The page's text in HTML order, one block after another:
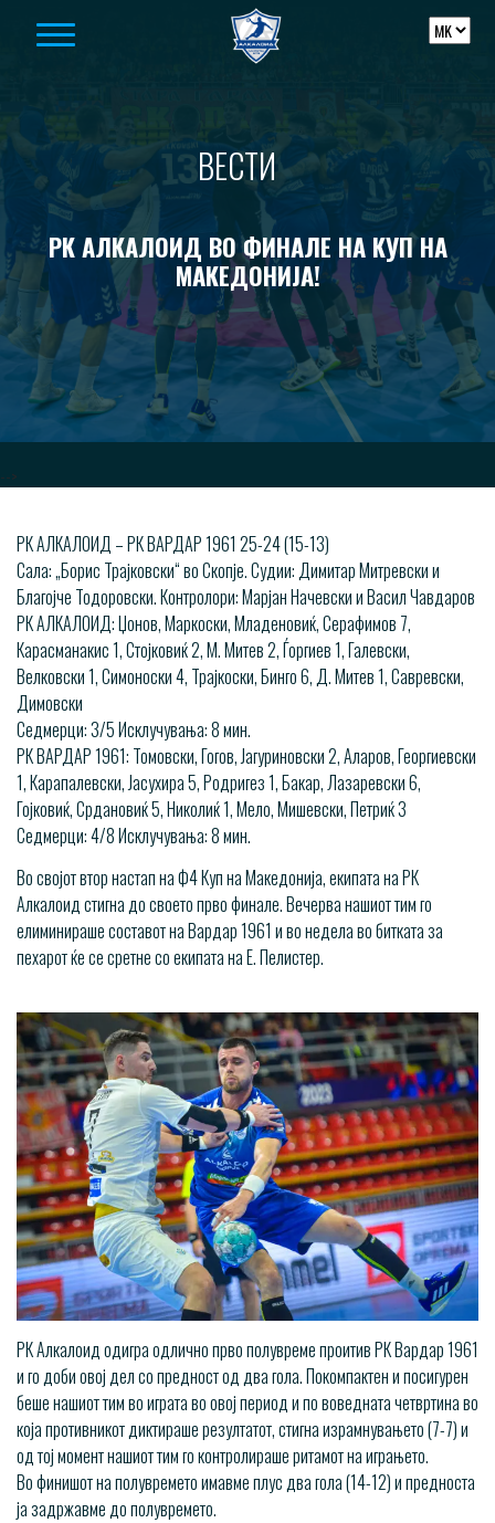
ВЕСТИ
РК АЛКАЛОИД ВО ФИНАЛЕ НА КУП НА
МАКЕДОНИЈА!
-->
РК АЛКАЛОИД – РК ВАРДАР 1961 25-24 (15-13)
Сала: „Борис Трајковски“ во Скопје. Судии: Димитар Митревски и
Благојче Тодоровски. Контролори: Марјан Начевски и Васил Чавдаров
РК АЛКАЛОИД: Џонов, Маркоски, Младеновиќ, Серафимов 7,
Карасманакис 1, Стојковиќ 2, М. Митев 2, Ѓоргиев 1, Галевски,
Велковски 1, Симоноски 4, Трајкоски, Бинго 6, Д. Митев 1, Савревски,
Димовски
Седмерци: 3/5 Исклучувања: 8 мин.
РК ВАРДАР 1961: Томовски, Гогов, Јагуриновски 2, Аларов, Георгиевски
1, Карапалевски, Јасухира 5, Родригез 1, Бакар, Лазаревски 6,
Гојковиќ, Срдановиќ 5, Николиќ 1, Мело, Мишевски, Петриќ 3
Седмерци: 4/8 Исклучувања: 8 мин.
Во својот втор настап на Ф4 Куп на Македонија, екипата на РК
Алкалоид стигна до своето прво финале. Вечерва нашиот тим го
елиминираше составот на Вардар 1961 и во недела во битката за
пехарот ќе се сретне со екипата на Е. Пелистер.
​РК Алкалоид одигра одлично прво полувреме проитив РК Вардар 1961
и го доби овој дел со предност од два гола. Покомпактен и посигурен
беше нашиот тим во играта во овој период и по воведната четвртина во
која противникот диктираше резултатот, стигна израмнувањето (7-7) и
од тој момент нашиот тим го контролираше ритамот на играњето.
Во финишот на полувремето имавме плус два гола (14-12) и предноста
ја задржавме до полувремето.